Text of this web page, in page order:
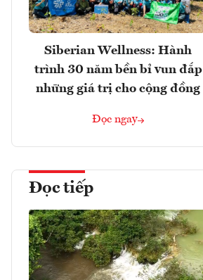
Siberian Wellness: Hành
trình 30 năm bền bỉ vun đắp
những giá trị cho cộng đồng
Đọc ngay
Đọc tiếp